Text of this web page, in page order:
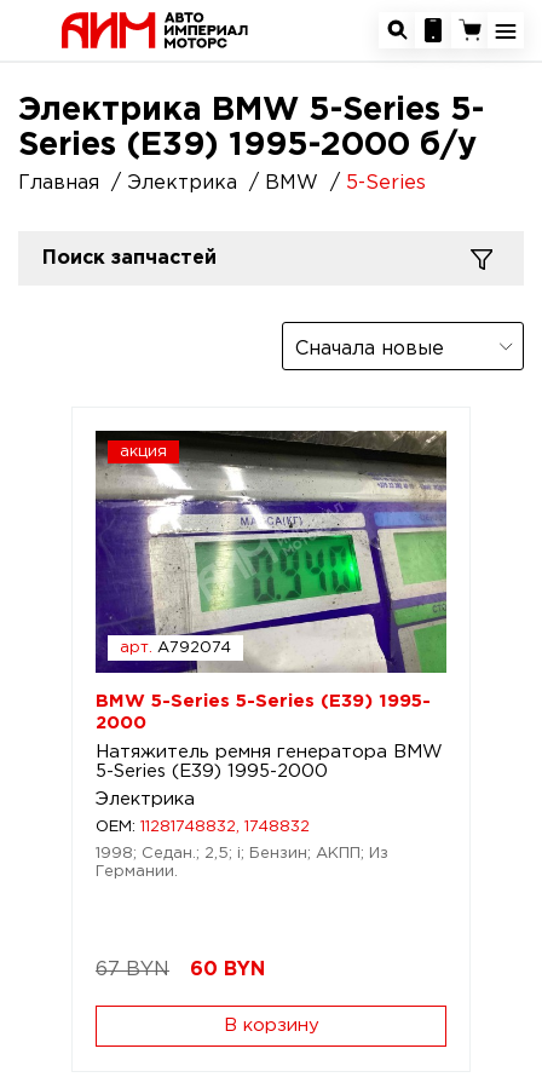
Электрика BMW 5-Series 5-
Series (E39) 1995-2000 б/у
Главная Электрика BMW 5-Series
Поиск запчастей
Сначала новые
акция
арт. A792074
BMW 5-Series 5-Series (E39) 1995-
2000
Натяжитель ремня генератора BMW
5-Series (E39) 1995-2000
Электрика
OEM: 11281748832, 1748832
1998; Седан.; 2,5; i; Бензин; АКПП; Из
Германии.
67 BYN 60 BYN
В корзину